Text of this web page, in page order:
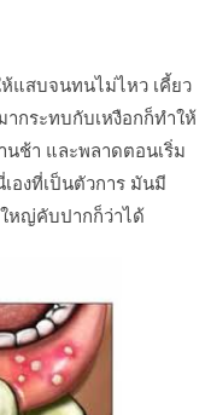
สบจนทนไม่ไหว เคี้ยว
กระทบกับเหงือกก็ทำให้
ช้า และพลาดตอนเริ่ม
องที่เป็นตัวการ มันมี
หญ่คับปากก็ว่าได้